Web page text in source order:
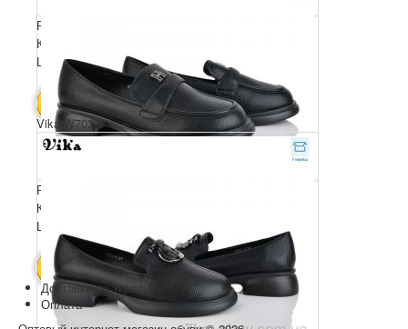
Розмірний ряд: 36-41
Комплектація ящика: 8
Ціна за пару: 650 грн.
В КОШИК 5200 грн.
Розмірний ряд: 36-41
Комплектація ящика: 8
Ціна за пару: 650 грн.
В КОШИК 5200 грн.
Vika W703-3
Доставка по Украине
Оплата